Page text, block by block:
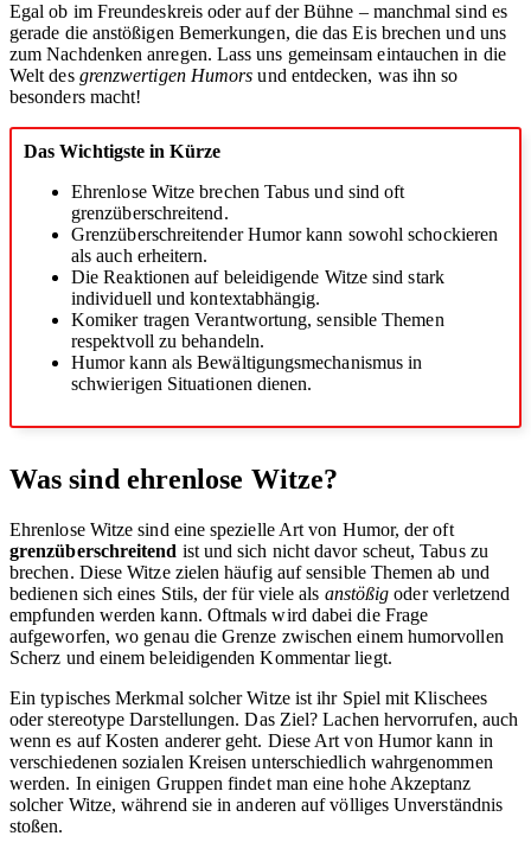
Egal ob im Freundeskreis oder auf der Bühne – manchmal sind es
gerade die anstößigen Bemerkungen, die das Eis brechen und uns
zum Nachdenken anregen. Lass uns gemeinsam eintauchen in die
Welt des grenzwertigen Humors und entdecken, was ihn so
besonders macht!
Das Wichtigste in Kürze
Ehrenlose Witze brechen Tabus und sind oft
grenzüberschreitend.
Grenzüberschreitender Humor kann sowohl schockieren
als auch erheitern.
Die Reaktionen auf beleidigende Witze sind stark
individuell und kontextabhängig.
Komiker tragen Verantwortung, sensible Themen
respektvoll zu behandeln.
Humor kann als Bewältigungsmechanismus in
schwierigen Situationen dienen.
Was sind ehrenlose Witze?
Ehrenlose Witze sind eine spezielle Art von Humor, der oft
grenzüberschreitend ist und sich nicht davor scheut, Tabus zu
brechen. Diese Witze zielen häufig auf sensible Themen ab und
bedienen sich eines Stils, der für viele als anstößig oder verletzend
empfunden werden kann. Oftmals wird dabei die Frage
aufgeworfen, wo genau die Grenze zwischen einem humorvollen
Scherz und einem beleidigenden Kommentar liegt.
Ein typisches Merkmal solcher Witze ist ihr Spiel mit Klischees
oder stereotype Darstellungen. Das Ziel? Lachen hervorrufen, auch
wenn es auf Kosten anderer geht. Diese Art von Humor kann in
verschiedenen sozialen Kreisen unterschiedlich wahrgenommen
werden. In einigen Gruppen findet man eine hohe Akzeptanz
solcher Witze, während sie in anderen auf völliges Unverständnis
stoßen.